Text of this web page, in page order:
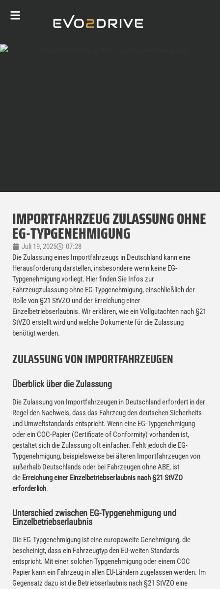
IMPORTFAHRZEUG ZULASSUNG OHNE
EG-TYPGENEHMIGUNG
Juli 19, 2025
07:28
Die Zulassung eines Importfahrzeugs in Deutschland kann eine
Herausforderung darstellen, insbesondere wenn keine EG-
Typgenehmigung vorliegt. Hier finden Sie Infos zur
Fahrzeugzulassung ohne EG-Typgenehmigung, einschließlich der
Rolle von §21 StVZO und der Erreichung einer
Einzelbetriebserlaubnis. Wir erklären, wie ein Vollgutachten nach §21
StVZO erstellt wird und welche Dokumente für die Zulassung
benötigt werden.
ZULASSUNG VON IMPORTFAHRZEUGEN
Überblick über die Zulassung
Die Zulassung von Importfahrzeugen in Deutschland erfordert in der
Regel den Nachweis, dass das Fahrzeug den deutschen Sicherheits-
und Umweltstandards entspricht. Wenn eine EG-Typgenehmigung
oder ein COC-Papier (Certificate of Conformity) vorhanden ist,
gestaltet sich die Zulassung oft einfacher. Fehlt jedoch die EG-
Typgenehmigung, beispielsweise bei älteren Importfahrzeugen von
außerhalb Deutschlands oder bei Fahrzeugen ohne ABE, ist
die Erreichung einer Einzelbetriebserlaubnis nach §21 StVZO
erforderlich.
Unterschied zwischen EG-Typgenehmigung und
Einzelbetriebserlaubnis
Die EG-Typgenehmigung ist eine europaweite Genehmigung, die
bescheinigt, dass ein Fahrzeugtyp den EU-weiten Standards
entspricht. Mit einer solchen Typgenehmigung oder einem COC
Papier kann ein Fahrzeug in allen EU-Ländern zugelassen werden. Im
Gegensatz dazu ist die Betriebserlaubnis nach §21 StVZO eine